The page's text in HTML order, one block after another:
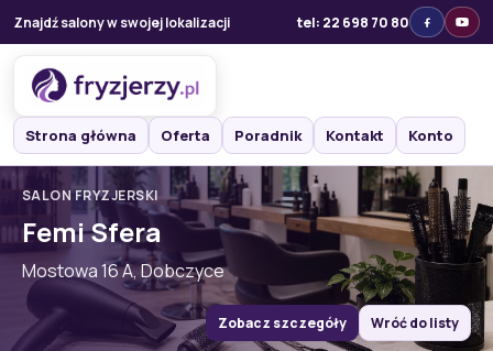
Znajdź salony w swojej lokalizacji tel: 22 698 70 80
Strona główna Oferta Poradnik Kontakt Konto
SALON FRYZJERSKI
Femi Sfera
Mostowa 16 A, Dobczyce
Zobacz szczegóły Wróć do listy